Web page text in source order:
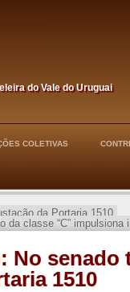
do Vale do Uruguai
COLETIVAS
da Portaria 1510
da classe “C”
No senado
1510